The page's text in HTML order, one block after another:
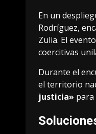
En un
Rodríguez,
Zulia. El
coercitivas
Durante el
el territorio
justicia» para